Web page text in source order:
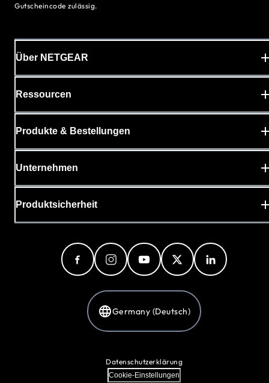
Gutscheincode zulässig.
Über NETGEAR
Ressourcen
Produkte & Bestellungen
Unternehmen
Produktsicherheit
Germany (Deutsch)
Datenschutzerklärung
Cookie-Einstellungen